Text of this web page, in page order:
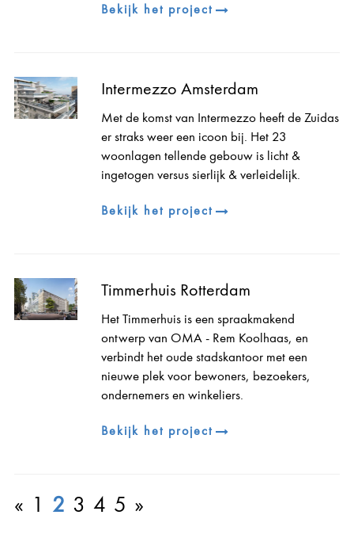
Bekijk het project
Intermezzo Amsterdam
Met de komst van Intermezzo heeft de Zuidas
er straks weer een icoon bij. Het 23
woonlagen tellende gebouw is licht &
ingetogen versus sierlijk & verleidelijk.
Bekijk het project
Timmerhuis Rotterdam
Het Timmerhuis is een spraakmakend
ontwerp van OMA - Rem Koolhaas, en
verbindt het oude stadskantoor met een
nieuwe plek voor bewoners, bezoekers,
ondernemers en winkeliers.
Bekijk het project
« 1 2 3 4 5 »